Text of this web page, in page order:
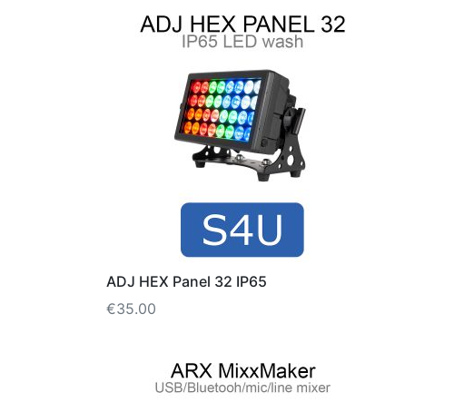
ADJ HEX Panel 32 IP65
€35.00